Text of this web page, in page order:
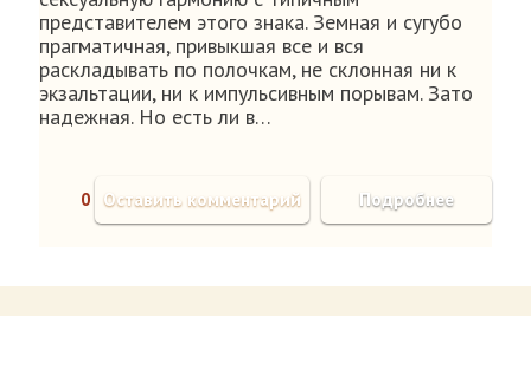
представителем этого знака. Земная и сугубо
прагматичная, привыкшая все и вся
раскладывать по полочкам, не склонная ни к
экзальтации, ни к импульсивным порывам. Зато
надежная. Но есть ли в…
0 Подробнее
Оставить комментарий